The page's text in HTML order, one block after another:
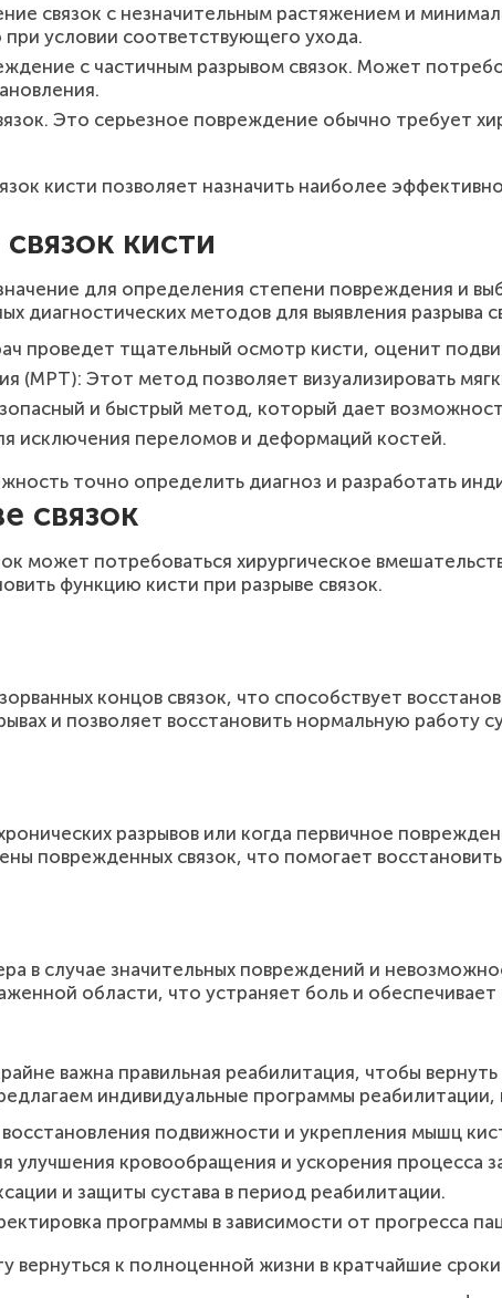
связок с незначительным растяжением и
условии соответствующего ухода.
с частичным разрывом связок. Может
Это серьезное повреждение обычно требует
кисти позволяет назначить наиболее
кисти
для определения степени повреждения и
диагностических методов для выявления разрыва
проведет тщательный осмотр кисти, оценит
(МРТ): Этот метод позволяет визуализировать
и быстрый метод, который дает
исключения переломов и деформаций костей.
точно определить диагноз и разработать
связок
может потребоваться хирургическое
функцию кисти при разрыве связок.
концов связок, что способствует
и позволяет восстановить нормальную работу
разрывов или когда первичное
поврежденных связок, что помогает
в случае значительных повреждений и
области, что устраняет боль и
важна правильная реабилитация, чтобы
индивидуальные программы
подвижности и укрепления мышц
кровообращения и ускорения процесса
и защиты сустава в период реабилитации.
программы в зависимости от прогресса
к полноценной жизни в кратчайшие